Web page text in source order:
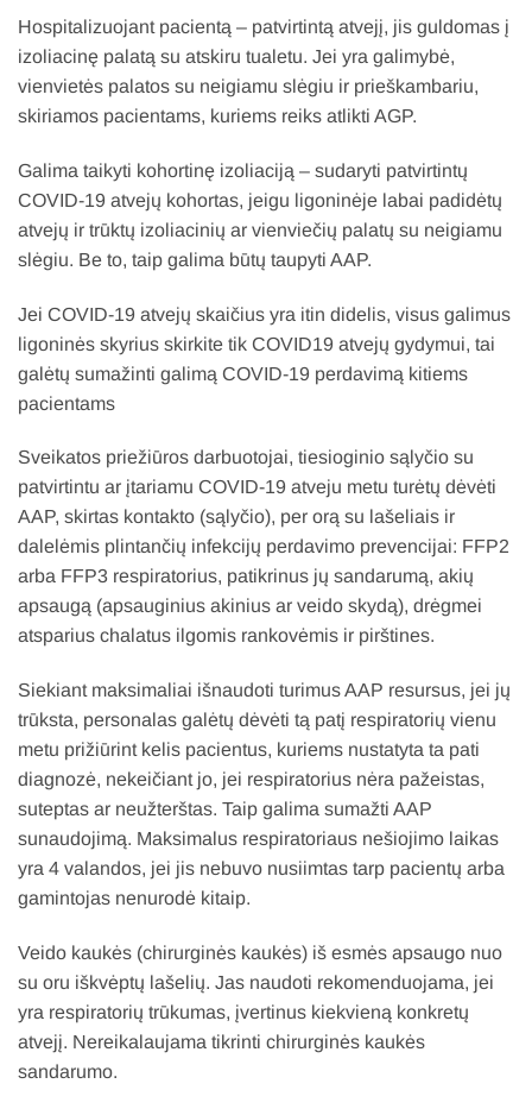
Hospitalizuojant pacientą – patvirtintą atvejį, jis guldomas į
izoliacinę palatą su atskiru tualetu. Jei yra galimybė,
vienvietės palatos su neigiamu slėgiu ir prieškambariu,
skiriamos pacientams, kuriems reiks atlikti AGP.
Galima taikyti kohortinę izoliaciją – sudaryti patvirtintų
COVID-19 atvejų kohortas, jeigu ligoninėje labai padidėtų
atvejų ir trūktų izoliacinių ar vienviečių palatų su neigiamu
slėgiu. Be to, taip galima būtų taupyti AAP.
Jei COVID-19 atvejų skaičius yra itin didelis, visus galimus
ligoninės skyrius skirkite tik COVID19 atvejų gydymui, tai
galėtų sumažinti galimą COVID-19 perdavimą kitiems
pacientams
Sveikatos priežiūros darbuotojai, tiesioginio sąlyčio su
patvirtintu ar įtariamu COVID-19 atveju metu turėtų dėvėti
AAP, skirtas kontakto (sąlyčio), per orą su lašeliais ir
dalelėmis plintančių infekcijų perdavimo prevencijai: FFP2
arba FFP3 respiratorius, patikrinus jų sandarumą, akių
apsaugą (apsauginius akinius ar veido skydą), drėgmei
atsparius chalatus ilgomis rankovėmis ir pirštines.
Siekiant maksimaliai išnaudoti turimus AAP resursus, jei jų
trūksta, personalas galėtų dėvėti tą patį respiratorių vienu
metu prižiūrint kelis pacientus, kuriems nustatyta ta pati
diagnozė, nekeičiant jo, jei respiratorius nėra pažeistas,
suteptas ar neužterštas. Taip galima sumažti AAP
sunaudojimą. Maksimalus respiratoriaus nešiojimo laikas
yra 4 valandos, jei jis nebuvo nusiimtas tarp pacientų arba
gamintojas nenurodė kitaip.
Veido kaukės (chirurginės kaukės) iš esmės apsaugo nuo
su oru iškvėptų lašelių. Jas naudoti rekomenduojama, jei
yra respiratorių trūkumas, įvertinus kiekvieną konkretų
atvejį. Nereikalaujama tikrinti chirurginės kaukės
sandarumo.